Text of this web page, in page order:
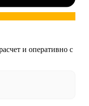
и оперативно с